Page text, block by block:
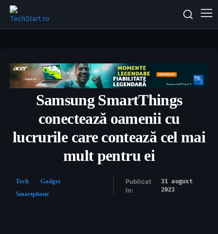
Samsung SmartThings
conectează oamenii cu
lucrurile care contează cel mai
mult pentru ei
Tech
Gadget
Smartphone
Publicat
în:
31 august
2023